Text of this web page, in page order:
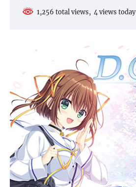
1,256 total views, 4 views today